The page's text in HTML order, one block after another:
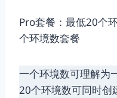
Pro套餐：最低20个
个环境数套餐
一个环境数可理解为
20个环境数可同时创